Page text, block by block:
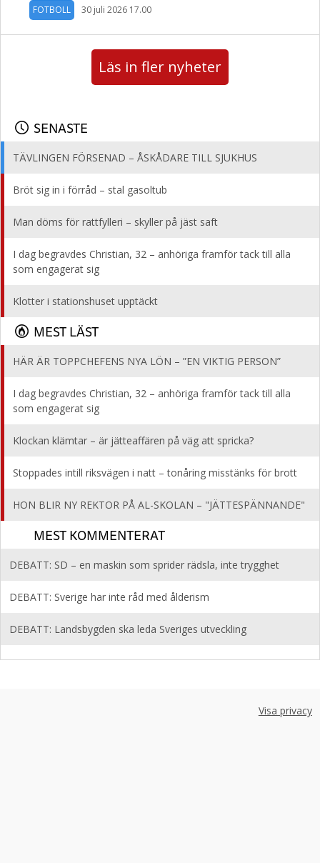
FOTBOLL 30 juli 2026 17.00
Läs in fler nyheter
SENASTE
TÄVLINGEN FÖRSENAD – ÅSKÅDARE TILL SJUKHUS
Bröt sig in i förråd – stal gasoltub
Man döms för rattfylleri – skyller på jäst saft
I dag begravdes Christian, 32 – anhöriga framför tack till alla
som engagerat sig
Klotter i stationshuset upptäckt
MEST LÄST
HÄR ÄR TOPPCHEFENS NYA LÖN – ”EN VIKTIG PERSON”
I dag begravdes Christian, 32 – anhöriga framför tack till alla
som engagerat sig
Klockan klämtar – är jätteaffären på väg att spricka?
Stoppades intill riksvägen i natt – tonåring misstänks för brott
HON BLIR NY REKTOR PÅ AL-SKOLAN – "JÄTTESPÄNNANDE"
MEST KOMMENTERAT
DEBATT: SD – en maskin som sprider rädsla, inte trygghet
DEBATT: Sverige har inte råd med ålderism
DEBATT: Landsbygden ska leda Sveriges utveckling
Visa privacy